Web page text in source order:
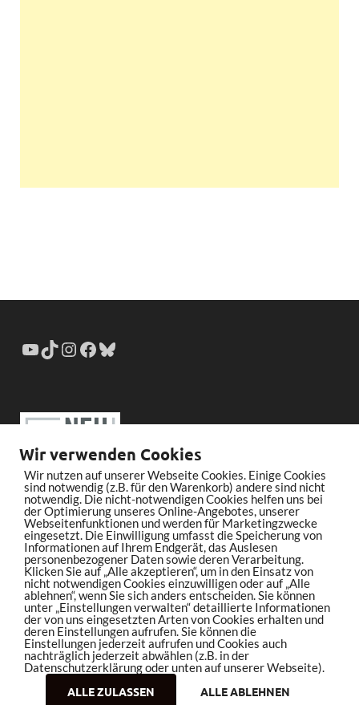
Wir verwenden Cookies
Wir nutzen auf unserer Webseite Cookies. Einige Cookies
sind notwendig (z.B. für den Warenkorb) andere sind nicht
notwendig. Die nicht-notwendigen Cookies helfen uns bei
der Optimierung unseres Online-Angebotes, unserer
Webseitenfunktionen und werden für Marketingzwecke
eingesetzt. Die Einwilligung umfasst die Speicherung von
Informationen auf Ihrem Endgerät, das Auslesen
personenbezogener Daten sowie deren Verarbeitung.
Klicken Sie auf „Alle akzeptieren“, um in den Einsatz von
nicht notwendigen Cookies einzuwilligen oder auf „Alle
ablehnen“, wenn Sie sich anders entscheiden. Sie können
unter „Einstellungen verwalten“ detaillierte Informationen
der von uns eingesetzten Arten von Cookies erhalten und
deren Einstellungen aufrufen. Sie können die
Einstellungen jederzeit aufrufen und Cookies auch
nachträglich jederzeit abwählen (z.B. in der
Datenschutzerklärung oder unten auf unserer Webseite).
ALLE ZULASSEN
ALLE ABLEHNEN